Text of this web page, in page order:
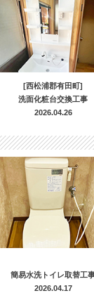
[西松浦郡有田町]
洗面化粧台交換工事
2026.04.26
簡易水洗トイレ取替工
2026.04.17